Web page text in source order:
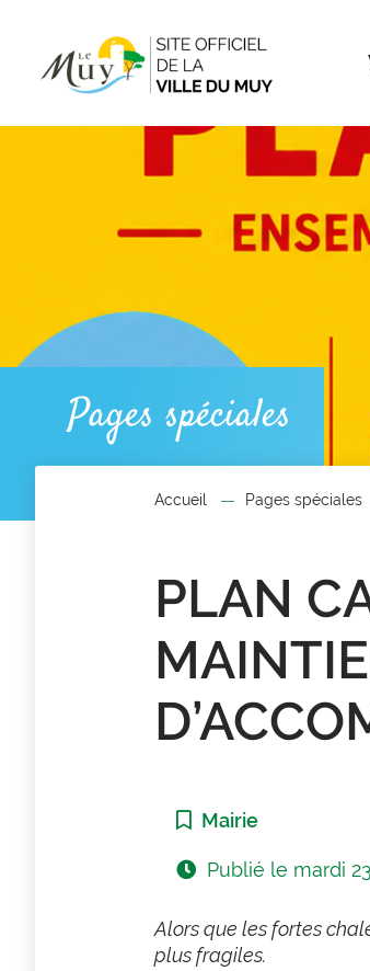
Pages spéciales
Accueil Pages spéciales
PLAN
Catégorie :
Mairie
Publié le mardi
Alors que les fortes
plus fragiles.